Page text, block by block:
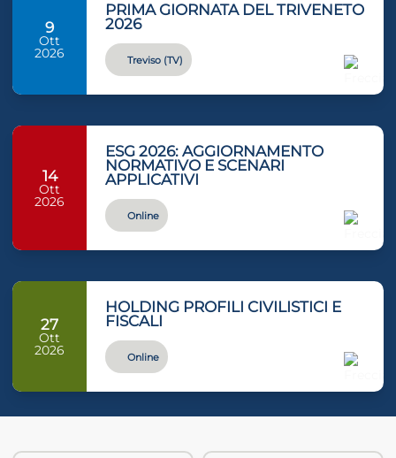
9
Ott
2026
PRIMA GIORNATA DEL TRIVENETO
2026
Treviso (TV)
14
Ott
2026
ESG 2026: AGGIORNAMENTO
NORMATIVO E SCENARI
APPLICATIVI
Online
27
Ott
2026
HOLDING PROFILI CIVILISTICI E
FISCALI
Online